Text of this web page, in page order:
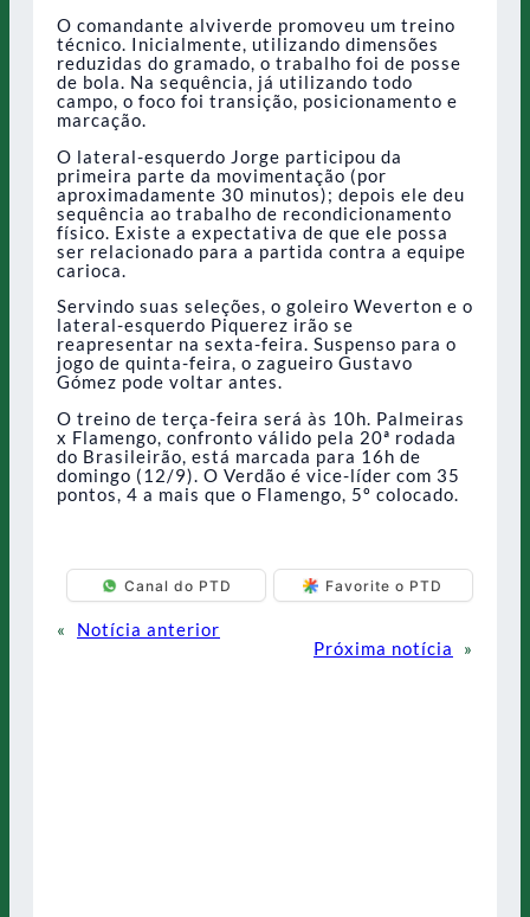
O comandante alviverde promoveu um treino
técnico. Inicialmente, utilizando dimensões
reduzidas do gramado, o trabalho foi de posse
de bola. Na sequência, já utilizando todo
campo, o foco foi transição, posicionamento e
marcação.
O lateral-esquerdo Jorge participou da
primeira parte da movimentação (por
aproximadamente 30 minutos); depois ele deu
sequência ao trabalho de recondicionamento
físico. Existe a expectativa de que ele possa
ser relacionado para a partida contra a equipe
carioca.
Servindo suas seleções, o goleiro Weverton e o
lateral-esquerdo Piquerez irão se
reapresentar na sexta-feira. Suspenso para o
jogo de quinta-feira, o zagueiro Gustavo
Gómez pode voltar antes.
O treino de terça-feira será às 10h. Palmeiras
x Flamengo, confronto válido pela 20ª rodada
do Brasileirão, está marcada para 16h de
domingo (12/9). O Verdão é vice-líder com 35
pontos, 4 a mais que o Flamengo, 5º colocado.
Canal do PTD Favorite o PTD
«
Notícia anterior
Próxima notícia
»